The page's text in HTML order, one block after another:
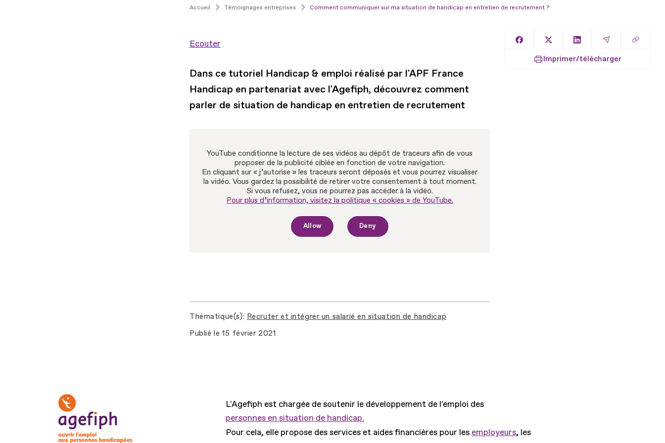
Accueil Témoignages entreprises Comment communiquer sur ma situation de handicap en entretien de recrutement ?
Ecouter
Dans ce tutoriel Handicap & emploi réalisé par l'APF France
Handicap en partenariat avec l'Agefiph, découvrez comment
parler de situation de handicap en entretien de recrutement
YouTube conditionne la lecture de ses vidéos au dépôt de traceurs afin de vous
proposer de la publicité ciblée en fonction de votre navigation.
En cliquant sur « j’autorise » les traceurs seront déposés et vous pourrez visualiser
la vidéo. Vous gardez la possibilité de retirer votre consentement à tout moment.
Si vous refusez, vous ne pourrez pas accéder à la vidéo.
Pour plus d’information, visitez la politique « cookies » de YouTube.
Allow Deny
Thématique(s) Recruter et intégrer un salarié en situation de handicap
Publié le 15 février 2021
Partager sur Facebook
Partager sur XPartager sur LinkedIn
Partager par
Copier
Imprimer/télécharger
L'Agefiph est chargée de soutenir le développement de l'emploi des
personnes en situation de handicap.
Pour cela, elle propose des services et aides financières pour les employeurs, les